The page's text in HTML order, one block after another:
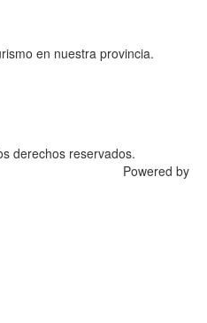
en nuestra provincia.
derechos reservados.
Powered by